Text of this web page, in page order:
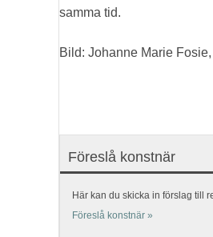
samma tid.
Bild: Johanne Marie
Föreslå konstnär
Här kan du skicka in förslag till
Föreslå konstnär »